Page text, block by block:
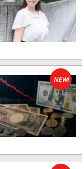
NEW!